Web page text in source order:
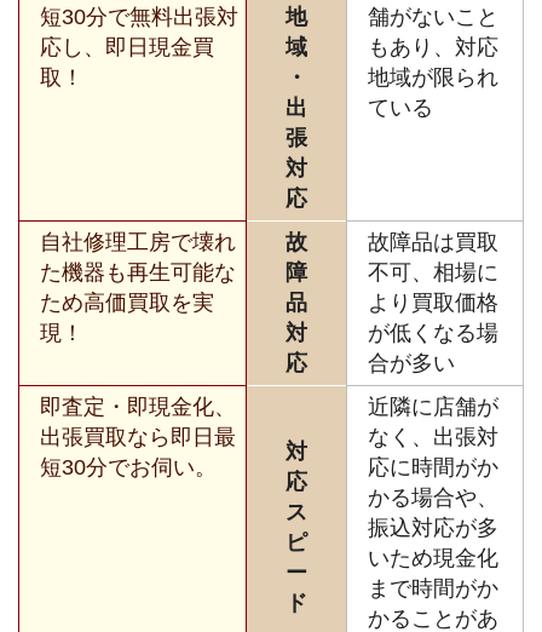
短30分で無料出張対
応し、即日現金買
取！
地
域
・
出
張
対
応
舗がないこと
もあり、対応
地域が限られ
ている
自社修理工房で壊れ
た機器も再生可能な
ため高価買取を実
現！
故
障
品
対
応
故障品は買取
不可、相場に
より買取価格
が低くなる場
合が多い
即査定・即現金化、
出張買取なら即日最
短30分でお伺い。
対
応
ス
ピ
ー
ド
近隣に店舗が
なく、出張対
応に時間がか
かる場合や、
振込対応が多
いため現金化
まで時間がか
かることがあ